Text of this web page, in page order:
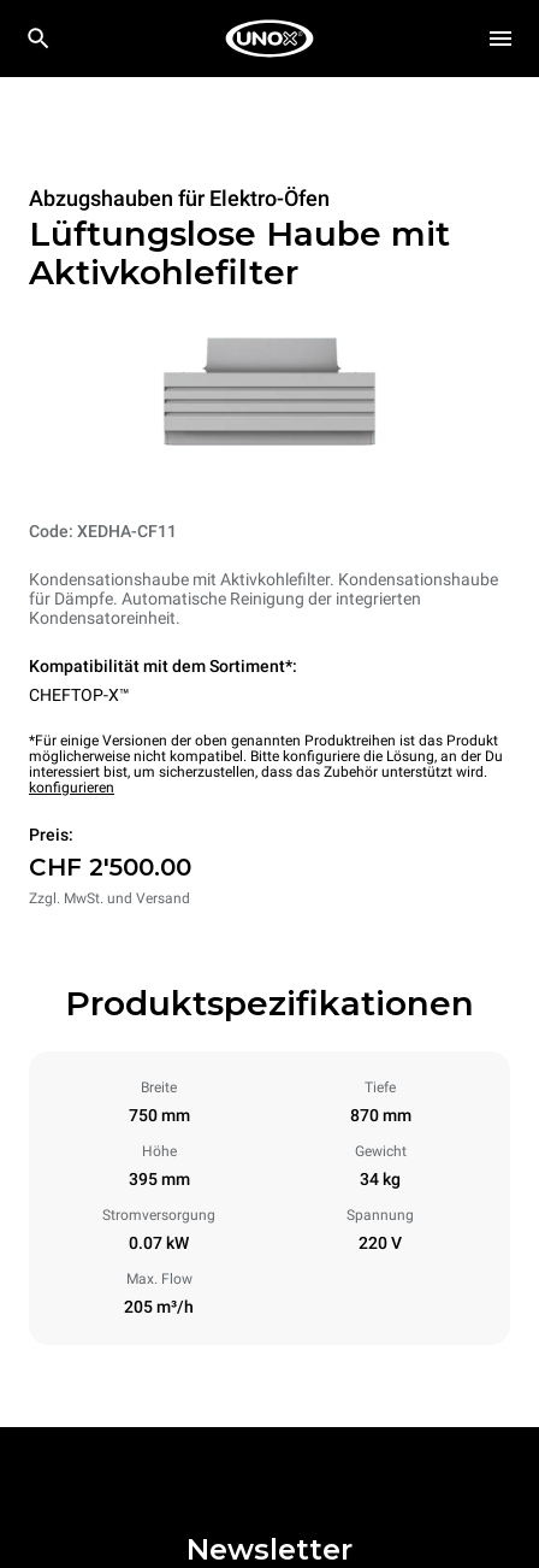
Abzugshauben für Elektro-Öfen
Lüftungslose Haube mit
Aktivkohlefilter
Code: XEDHA-CF11
Kondensationshaube mit Aktivkohlefilter. Kondensationshaube
für Dämpfe. Automatische Reinigung der integrierten
Kondensatoreinheit.
Kompatibilität mit dem Sortiment*:
CHEFTOP-X™
*Für einige Versionen der oben genannten Produktreihen ist das Produkt
möglicherweise nicht kompatibel. Bitte konfiguriere die Lösung, an der Du
interessiert bist, um sicherzustellen, dass das Zubehör unterstützt wird.
konfigurieren
Preis:
CHF 2'500.00
Zzgl. MwSt. und Versand
Produktspezifikationen
Breite
750 mm
Tiefe
870 mm
Höhe
395 mm
Gewicht
34 kg
Stromversorgung
0.07 kW
Spannung
220 V
Max. Flow
205 m³/h
Newsletter